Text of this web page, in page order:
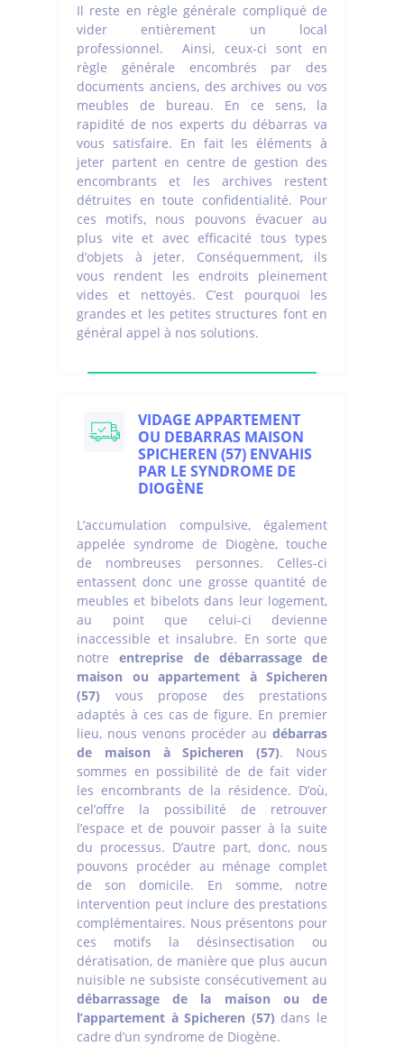
Il reste en règle générale compliqué de
vider entièrement un local
professionnel. Ainsi, ceux-ci sont en
règle générale encombrés par des
documents anciens, des archives ou vos
meubles de bureau. En ce sens, la
rapidité de nos experts du débarras va
vous satisfaire. En fait les éléments à
jeter partent en centre de gestion des
encombrants et les archives restent
détruites en toute confidentialité. Pour
ces motifs, nous pouvons évacuer au
plus vite et avec efficacité tous types
d’objets à jeter. Conséquemment, ils
vous rendent les endroits pleinement
vides et nettoyés. C’est pourquoi les
grandes et les petites structures font en
général appel à nos solutions.
VIDAGE APPARTEMENT
OU DEBARRAS MAISON
SPICHEREN (57) ENVAHIS
PAR LE SYNDROME DE
DIOGÈNE
L’accumulation compulsive, également
appelée syndrome de Diogène, touche
de nombreuses personnes. Celles-ci
entassent donc une grosse quantité de
meubles et bibelots dans leur logement,
au point que celui-ci devienne
inaccessible et insalubre. En sorte que
notreentreprise de débarrassage de
maison ou appartement à Spicheren
(57) vous propose des prestations
adaptés à ces cas de figure. En premier
lieu, nous venons procéder au débarras
de maison à Spicheren (57). Nous
sommes en possibilité de de fait vider
les encombrants de la résidence. D’où,
cel’offre la possibilité de retrouver
l’espace et de pouvoir passer à la suite
du processus. D’autre part, donc, nous
pouvons procéder au ménage complet
de son domicile. En somme, notre
intervention peut inclure des prestations
complémentaires. Nous présentons pour
ces motifs la désinsectisation ou
dératisation, de manière que plus aucun
nuisible ne subsiste consécutivement au
débarrassage de la maison ou de
l’appartement à Spicheren (57) dans le
cadre d’un syndrome de Diogène.